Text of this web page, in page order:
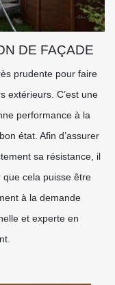
DE FAÇADE
prudente pour faire
extérieurs. C’est une
performance à la
état. Afin d’assurer
sa résistance, il
cela puisse être
à la demande
et experte en